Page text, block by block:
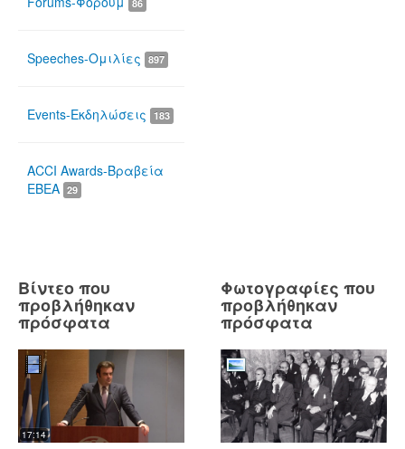
86
Speeches-Ομιλίες 897
Events-Εκδηλώσεις 183
ACCI Awards-Βραβεία
ΕΒΕΑ 29
Βίντεο που
προβλήθηκαν
πρόσφατα
17:14
Φωτογραφίες που
προβλήθηκαν
πρόσφατα